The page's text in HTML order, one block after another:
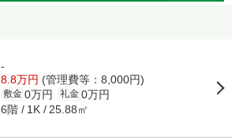
-
8.8万円 (管理費等：8,000円)
敷金 0万円 礼金 0万円
6階 1K 25.88㎡